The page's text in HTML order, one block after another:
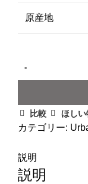
原産地
比較 ほしい
カテゴリー:
説明
説明